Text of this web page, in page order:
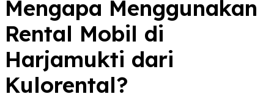
Mengapa Menggunakan
Rental Mobil di
Harjamukti dari
Kulorental?